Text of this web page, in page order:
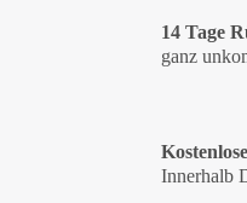
14 Tage
ganz
Innerhalb